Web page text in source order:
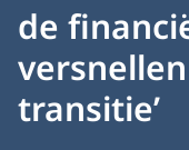
de
transitie’